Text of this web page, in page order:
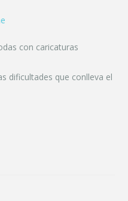
con caricaturas
dificultades que conlleva el